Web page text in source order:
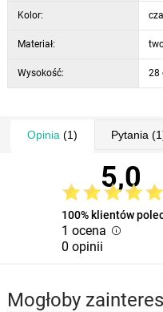
Kolor:
Materiał:
Wysokość: 28
Opinia (1) Pytania
5,0
100% klientów
1 ocena
0 opinii
Mogłoby